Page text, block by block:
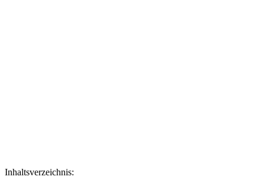
Inhaltsverzeichnis: